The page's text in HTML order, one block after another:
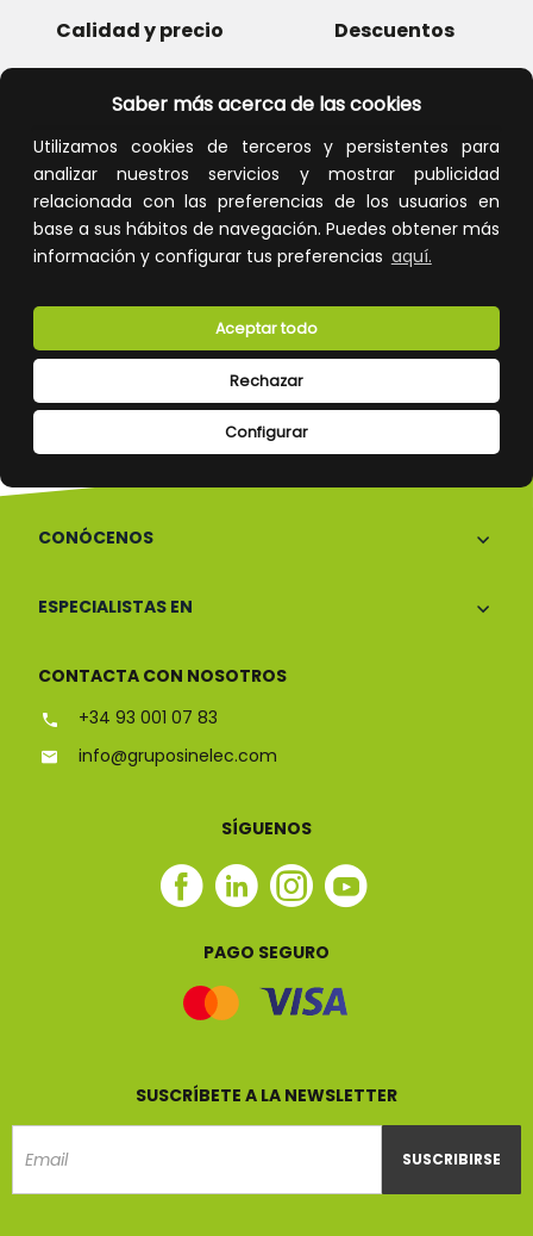
Saber más acerca de las cookies
Utilizamos cookies de terceros y persistentes para
analizar nuestros servicios y mostrar publicidad
relacionada con las preferencias de los usuarios en
base a sus hábitos de navegación. Puedes obtener más
información y configurar tus preferencias aquí.
Configurar
Rechazar
Aceptar todo
Calidad y precio Descuentos
Devoluciones Pago seguro
Atención al cliente
CONÓCENOS
ESPECIALISTAS EN
CONTACTA CON NOSOTROS
+34 93 001 07 83
info@gruposinelec.com
SÍGUENOS
Facebook
Linkedin
Instagram
Youtube
PAGO SEGURO
SUSCRÍBETE A LA NEWSLETTER
SUSCRIBIRSE